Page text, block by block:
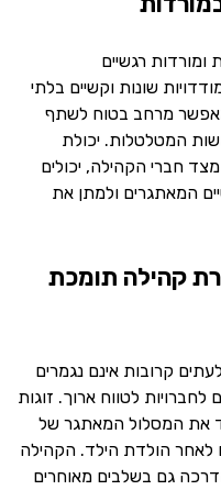
רגשיים
שונות וקשיים בלתי
מרחב בטוח לשתף
המטלטלות. יכולת
חברי הקהילה, יכולים
המאתגרים ולמתן את
קהילה תומכת
קרובות אינם נגמרים
לטווח ארוך. זוגות
את המסלול המאתגר של
לאחר הולדת הילד. הקהילה
גם בשלבים מאוחרים